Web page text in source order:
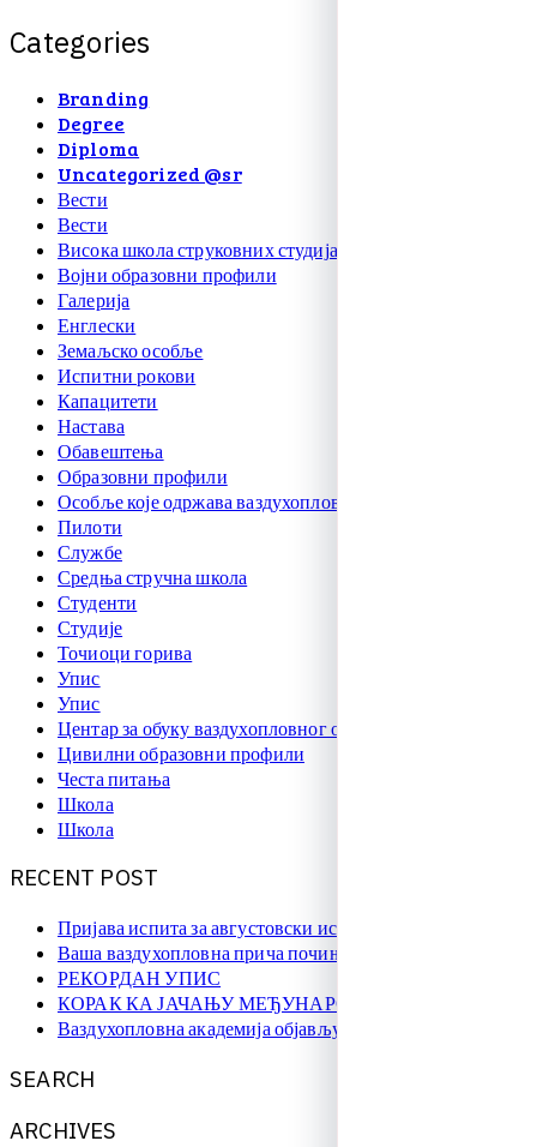
Categories
Branding
Degree
Diploma
Uncategorized @sr
Вести
Вести
Висока школа струковних студија
Војни образовни профили
Галерија
Енглески
Земаљско особље
Испитни рокови
Капацитети
Настава
Обавештења
Образовни профили
Особље које одржава ваздухоплове
Пилоти
Службе
Средња стручна школа
Студенти
Студије
Точиоци горива
Упис
Упис
Центар за обуку ваздухопловног особља
Цивилни образовни профили
Честа питања
Школа
Школа
RECENT POST
Пријава испита за августовски испитни рок
Ваша ваздухопловна прича почиње овде!
РЕКОРДАН УПИС
КОРАК КА ЈАЧАЊУ МЕЂУНАРОДНЕ САРАДЊЕ
Ваздухопловна академија објављује упис на � …
SEARCH
ARCHIVES